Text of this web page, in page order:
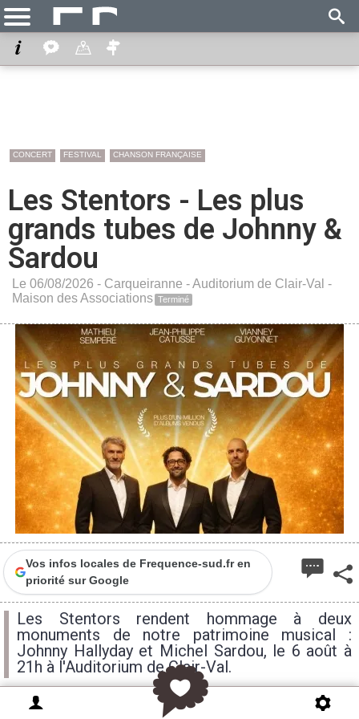
CONCERT FESTIVAL CHANSON FRANÇAISE
Les Stentors - Les plus
grands tubes de Johnny &
Sardou
Le 06/08/2026 - Carqueiranne -Auditorium de Clair-Val -
Maison des Associations Terminé
Vos infos locales de Frequence-sud.fr en
priorité sur Google
Les Stentors rendent hommage à deux
monuments de notre patrimoine musical :
Johnny Hallyday et Michel Sardou, le 6 août à
21h à l'Auditorium de Clair-Val.